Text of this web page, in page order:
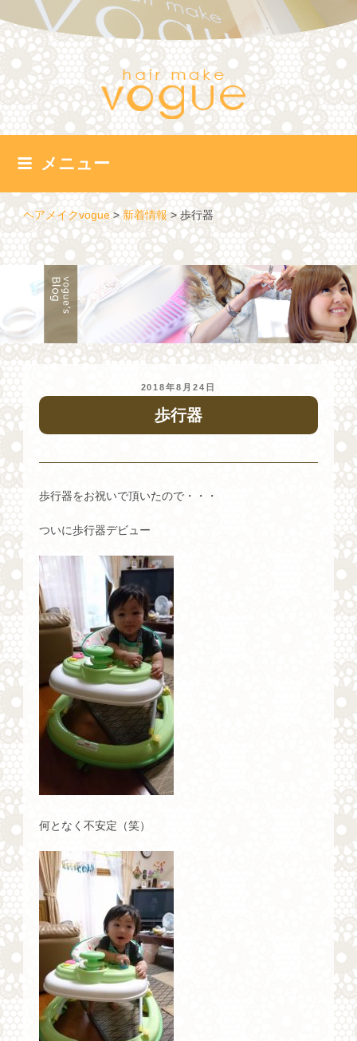
ン
テ
ツ
へ
ス
キ
メニュー
ヘアメイクvogue>新着情報>歩行器
投
日:
2018年8月24日
歩行器
歩行器をお祝いで頂いたので・・・
ついに歩行器デビュー
何となく不安定（笑）